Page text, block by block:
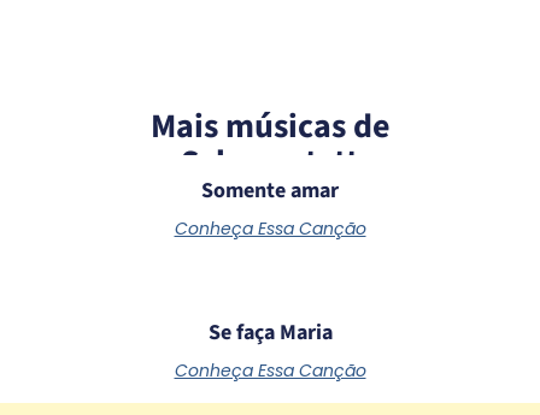
Mais músicas de
Schoenstatt
Somente amar
Conheça Essa Canção
Se faça Maria
Conheça Essa Canção